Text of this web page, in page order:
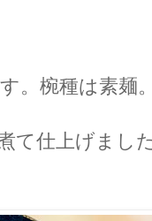
。椀種は素麺
て仕上げまし